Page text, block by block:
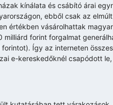
kínálata és csábító árai
ebből csak az
értékben vásárolhattak
forint forgalmat
forintot). Így az interneten
e-kereskedőknél csapódott